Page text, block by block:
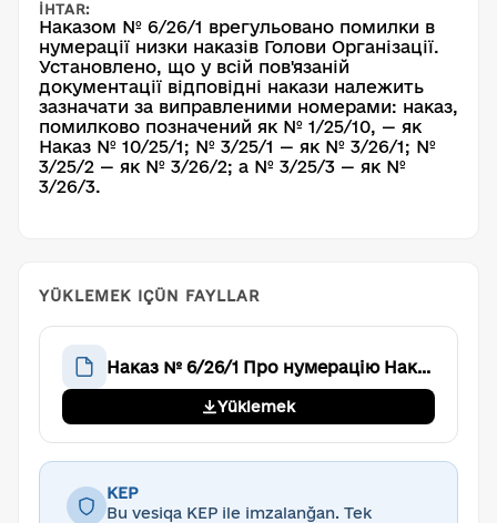
İHTAR:
Наказом № 6/26/1 врегульовано помилки в
нумерації низки наказів Голови Організації.
Установлено, що у всій пов'язаній
документації відповідні накази належить
зазначати за виправленими номерами: наказ,
помилково позначений як № 1/25/10, — як
Наказ № 10/25/1; № 3/25/1 — як № 3/26/1; №
3/25/2 — як № 3/26/2; а № 3/25/3 — як №
3/26/3.
YÜKLEMEK IÇÜN FAYLLAR
Наказ № 6/26/1 Про нумерацію Наказів № 10/25/1, 3/26/1, 3/26/2, 3/26/3
Yüklemek
KEP
Bu vesiqa KEP ile imzalanğan. Tek